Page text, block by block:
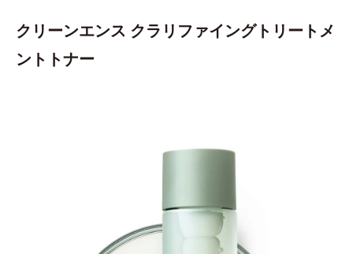
クリーンエンス クラリファイングトリートメ
ントトナー